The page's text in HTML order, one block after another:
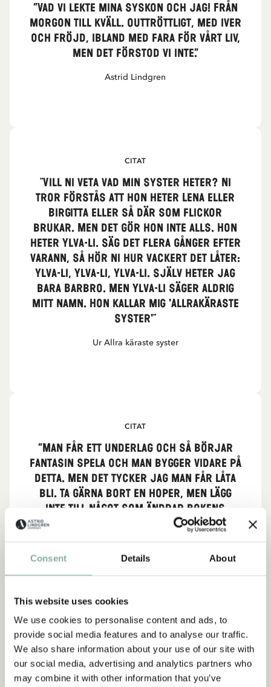
Consent Details About
This website uses cookies
We use cookies to personalise content and ads, to
provide social media features and to analyse our traffic.
We also share information about your use of our site with
our social media, advertising and analytics partners who
may combine it with other information that you’ve
”Vad vi lekte mina syskon och jag! Från
morgon till kväll. Outtröttligt, med iver
och fröjd, ibland med fara för vårt liv,
men det förstod vi inte.”
Astrid Lindgren
CITAT
"Vill ni veta vad min syster heter? Ni
tror förstås att hon heter Lena eller
Birgitta eller så där som flickor
brukar. Men det gör hon inte alls. Hon
heter Ylva-li. Säg det flera gånger efter
varann, så hör ni hur vackert det låter:
Ylva-li, Ylva-li, Ylva-li. Själv heter jag
bara Barbro. Men Ylva-li säger aldrig
mitt namn. Hon kallar mig 'Allrakäraste
Syster'"
Ur Allra käraste syster
CITAT
”Man får ett underlag och så börjar
fantasin spela och man bygger vidare på
detta. Men det tycker jag man får låta
bli. Ta gärna bort en hoper, men lägg
inte till något som ändrar bokens
Astrid Lindgrens arkiv, 1989
CITAT
"När de en gång blev sådana där
beklagansvärda gamla fyrtioåringar